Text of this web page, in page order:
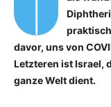
davor, uns von
Letzteren ist Israel,
ganze Welt dient.